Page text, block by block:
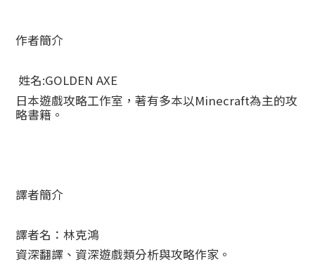
作者簡介
姓名:GOLDEN AXE
日本遊戲攻略工作室，著有多本以Minecraft為主的攻
略書籍。
譯者簡介
譯者名：林克鴻
資深翻譯、資深遊戲類分析與攻略作家。